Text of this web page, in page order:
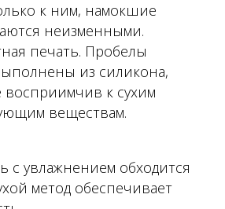
к ним, намокшие
неизменными.
печать. Пробелы
из силикона,
к сухим
веществам.
с увлажнением обходится
метод обеспечивает